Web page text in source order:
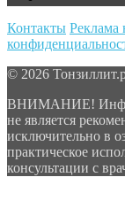
Контакты Реклама
© 2026
ВНИМАНИЕ!
не является
исключительно в
практическое
консультации с